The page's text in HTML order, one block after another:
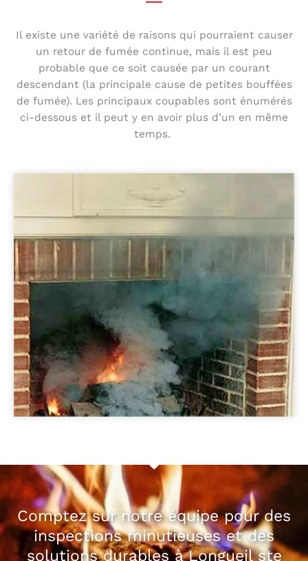
Il existe une variété de raisons qui pourraient causer
un retour de fumée continue, mais il est peu
probable que ce soit causée par un courant
descendant (la principale cause de petites bouffées
de fumée). Les principaux coupables sont énumérés
ci-dessous et il peut y en avoir plus d’un en même
temps.
Comptez sur notre équipe pour des
inspections minutieuses et des
solutions durables à Longueil ste